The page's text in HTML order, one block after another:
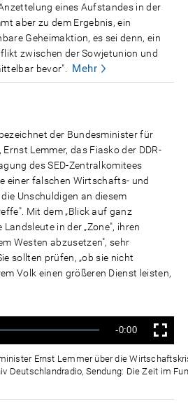
eines Aufstandes in der
aber zu dem Ergebnis, ein
Geheimaktion, es sei denn, ein
zwischen der Sowjetunion und
bevor".
Mehr
der Bundesminister für
Lemmer, das Fiasko der DDR-
des SED-Zentralkomitees
einer falschen Wirtschafts- und
Unschuldigen an diesem
Mit dem „Blick auf ganz
in der „Zone", ihren
Westen abzusetzen", sehr
sollten prüfen, „ob sie nicht
Volk einen größeren Dienst leisten,
Verbleibende
Zeit
-0:00 Vollbild
Ernst Lemmer über die
Deutschlandradio, Sendung: Die Zeit im